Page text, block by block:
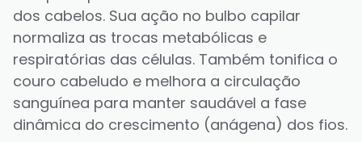
dos cabelos. Sua ação no bulbo capilar
normaliza as trocas metabólicas e
respiratórias das células. Também tonifica o
couro cabeludo e melhora a circulação
sanguínea para manter saudável a fase